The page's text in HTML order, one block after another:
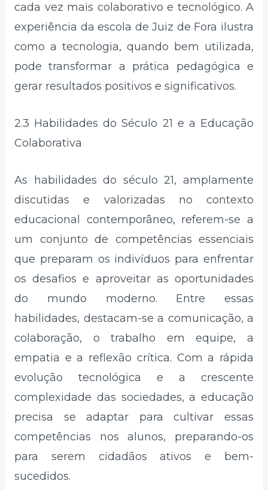
cada vez mais colaborativo e tecnológico. A
experiência da escola de Juiz de Fora ilustra
como a tecnologia, quando bem utilizada,
pode transformar a prática pedagógica e
gerar resultados positivos e significativos.
2.3 Habilidades do Século 21 e a Educação
Colaborativa
As habilidades do século 21, amplamente
discutidas e valorizadas no contexto
educacional contemporâneo, referem-se a
um conjunto de competências essenciais
que preparam os indivíduos para enfrentar
os desafios e aproveitar as oportunidades
do mundo moderno. Entre essas
habilidades, destacam-se a comunicação, a
colaboração, o trabalho em equipe, a
empatia e a reflexão crítica. Com a rápida
evolução tecnológica e a crescente
complexidade das sociedades, a educação
precisa se adaptar para cultivar essas
competências nos alunos, preparando-os
para serem cidadãos ativos e bem-
sucedidos.